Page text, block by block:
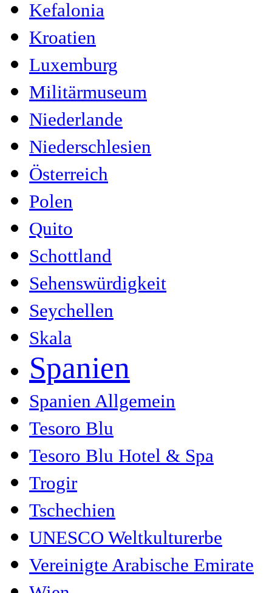
Kefalonia
Kroatien
Luxemburg
Militärmuseum
Niederlande
Niederschlesien
Österreich
Polen
Quito
Schottland
Sehenswürdigkeit
Seychellen
Skala
Spanien
Spanien Allgemein
Tesoro Blu
Tesoro Blu Hotel & Spa
Trogir
Tschechien
UNESCO Weltkulturerbe
Vereinigte Arabische Emirate